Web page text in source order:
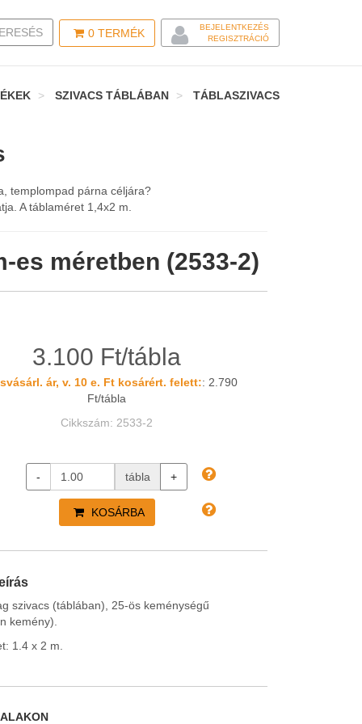
0 TERMÉK
BEJELENTKEZÉS
REGISZTRÁCIÓ
SEARCH
SZIVACS TÁBLÁBAN TÁBLASZIVACS
templompad párna céljára?
A táblaméret 1,4x2 m.
es méretben (2533-2)
3.100 Ft/tábla
ár, v. 10 e. Ft kosárért. felett:: 2.790
Ft/tábla
Cikkszám: 2533-2
- tábla +
KOSÁRBA
szivacs (táblában), 25-ös keménységű
kemény).
1.4 x 2 m.